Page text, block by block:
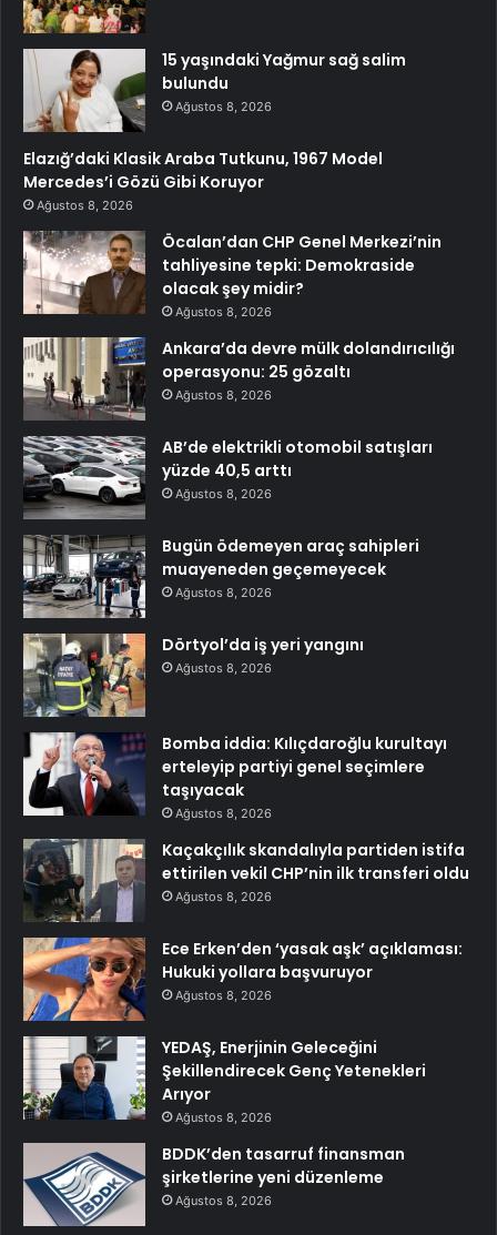
15 yaşındaki Yağmur sağ salim
bulundu
Ağustos 8, 2026
Elazığ’daki Klasik Araba Tutkunu, 1967 Model
Mercedes’i Gözü Gibi Koruyor
Ağustos 8, 2026
Öcalan’dan CHP Genel Merkezi’nin
tahliyesine tepki: Demokraside
olacak şey midir?
Ağustos 8, 2026
Ankara’da devre mülk dolandırıcılığı
operasyonu: 25 gözaltı
Ağustos 8, 2026
AB’de elektrikli otomobil satışları
yüzde 40,5 arttı
Ağustos 8, 2026
Bugün ödemeyen araç sahipleri
muayeneden geçemeyecek
Ağustos 8, 2026
Dörtyol’da iş yeri yangını
Ağustos 8, 2026
Bomba iddia: Kılıçdaroğlu kurultayı
erteleyip partiyi genel seçimlere
taşıyacak
Ağustos 8, 2026
Kaçakçılık skandalıyla partiden istifa
ettirilen vekil CHP’nin ilk transferi oldu
Ağustos 8, 2026
Ece Erken’den ‘yasak aşk’ açıklaması:
Hukuki yollara başvuruyor
Ağustos 8, 2026
YEDAŞ, Enerjinin Geleceğini
Şekillendirecek Genç Yetenekleri
Arıyor
Ağustos 8, 2026
BDDK’den tasarruf finansman
şirketlerine yeni düzenleme
Ağustos 8, 2026